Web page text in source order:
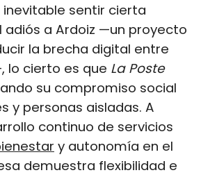
sentir cierta
adiós a Ardoiz —un proyecto
la brecha digital entre
lo cierto es que La Poste
su compromiso social
y personas aisladas. A
continuo de servicios
y autonomía en el
demuestra flexibilidad e